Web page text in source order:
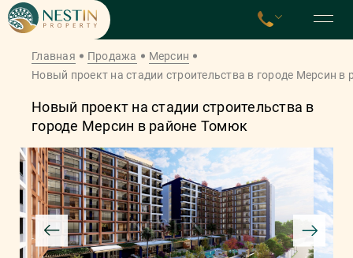
Главная Продажа
Мерсин
Новый проект на стадии строительства в городе Мерсин в
Новый проект на стадии строительства в
городе Мерсин в районе Томюк